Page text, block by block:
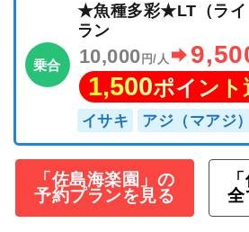
乗合
★魚種多彩★LT（ライ
ラン
10,000円/人
1,500ポイント
イサキ アジ（マアジ）
「佐島海楽園」の
予約プランを見る
全